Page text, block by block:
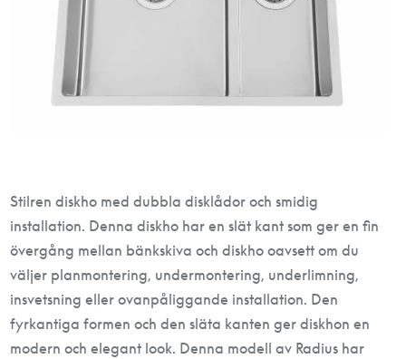
Stilren diskho med dubbla disklådor och smidig
installation. Denna diskho har en slät kant som ger en fin
övergång mellan bänkskiva och diskho oavsett om du
väljer planmontering, undermontering, underlimning,
insvetsning eller ovanpåliggande installation. Den
fyrkantiga formen och den släta kanten ger diskhon en
modern och elegant look. Denna modell av Radius har